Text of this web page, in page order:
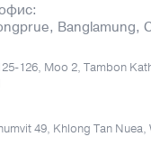
Banglamung,
126, Moo 2, Tambon
49, Khlong Tan